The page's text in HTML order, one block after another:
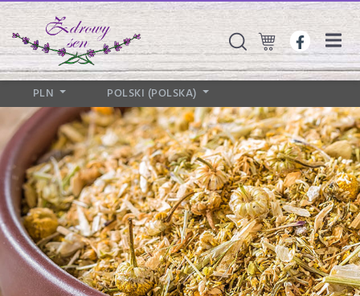
PLN POLSKI (POLSKA)